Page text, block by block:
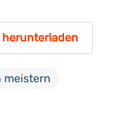
herunterladen
meistern